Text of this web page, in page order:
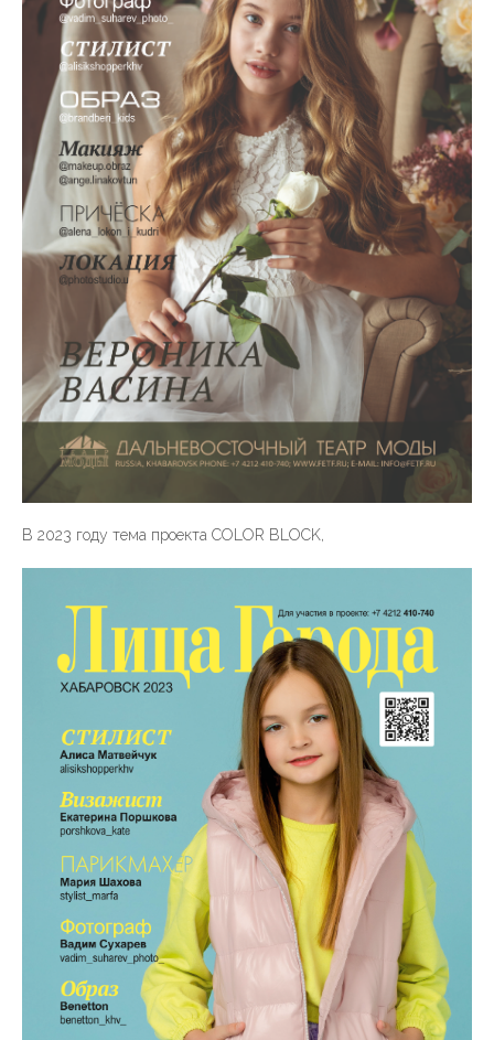
В 2023 году тема проекта COLOR BLOCK,